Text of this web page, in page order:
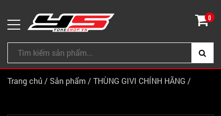
0
Trang chủ / Sản phẩm / THÙNG GIVI CHÍNH HÃNG /